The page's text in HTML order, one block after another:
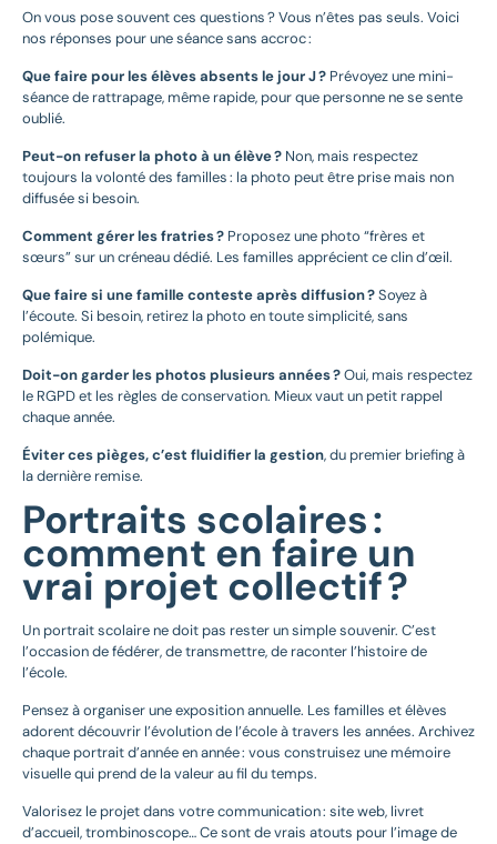
On vous pose souvent ces questions ? Vous n’êtes pas seuls. Voici
nos réponses pour une séance sans accroc :
Que faire pour les élèves absents le jour J ? Prévoyez une mini-
séance de rattrapage, même rapide, pour que personne ne se sente
oublié.
Peut-on refuser la photo à un élève ? Non, mais respectez
toujours la volonté des familles : la photo peut être prise mais non
diffusée si besoin.
Comment gérer les fratries ? Proposez une photo “frères et
sœurs” sur un créneau dédié. Les familles apprécient ce clin d’œil.
Que faire si une famille conteste après diffusion ?Soyez à
l’écoute. Si besoin, retirez la photo en toute simplicité, sans
polémique.
Doit-on garder les photos plusieurs années ?Oui, mais respectez
le RGPD et les règles de conservation. Mieux vaut un petit rappel
chaque année.
Éviter ces pièges, c’est fluidifier la gestion, du premier briefing à
la dernière remise.
Portraits scolaires :
comment en faire un
vrai projet collectif ?
Un portrait scolaire ne doit pas rester un simple souvenir. C’est
l’occasion de fédérer, de transmettre, de raconter l’histoire de
l’école.
Pensez à organiser une exposition annuelle. Les familles et élèves
adorent découvrir l’évolution de l’école à travers les années. Archivez
chaque portrait d’année en année : vous construisez une mémoire
visuelle qui prend de la valeur au fil du temps.
Valorisez le projet dans votre communication : site web, livret
d’accueil, trombinoscope… Ce sont de vrais atouts pour l’image de